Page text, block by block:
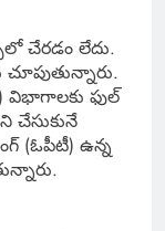
చేరడం లేదు.
విభాగాలకు ఫుల్
చేసుకునే
(ఓపీటీ) ఉన్న